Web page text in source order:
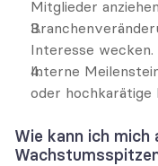
Mitglieder
Interesse wecken.
Interne
oder hochkarätige
Wie kann ich